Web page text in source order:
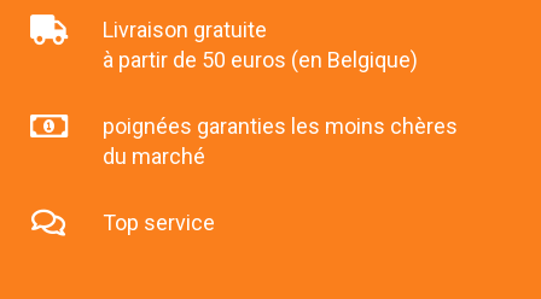
Livraison gratuite
à partir de 50 euros (en Belgique)
poignées garanties les moins chères
du marché
Top service